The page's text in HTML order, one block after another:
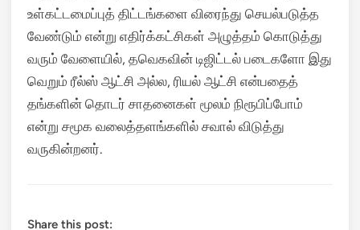
உள்கட்டமைப்புத் திட்டங்களை விரைந்து செயல்படுத்த
வேண்டும் என்று எதிர்க்கட்சிகள் அழுத்தம் கொடுத்து
வரும் வேளையில், தவெகவின் டிஜிட்டல் படைகளோ இது
வெறும் ரீல்ஸ் ஆட்சி அல்ல, ரியல் ஆட்சி என்பதைத்
தங்களின் தொடர் சாதனைகள் மூலம் நிரூபிப்போம்
என்று சமூக வலைத்தளங்களில் சவால் விடுத்து
வருகின்றனர்.
Share this post: